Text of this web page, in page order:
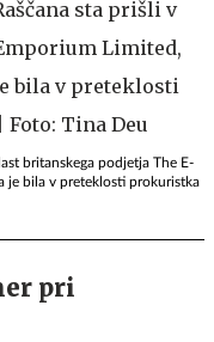
britanskega podjetja The E-
je bila v preteklosti prokuristka
pri